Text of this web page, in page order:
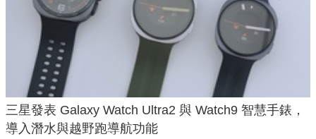
三星發表 Galaxy Watch Ultra2 與 Watch9 智慧手錶，
導入潛水與越野跑導航功能